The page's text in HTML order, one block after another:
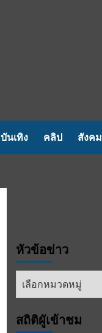
บันเทิง คลิป สังคม
หัวข้อข่าว
หัวข้อ
สถิติผูัเข้าชม